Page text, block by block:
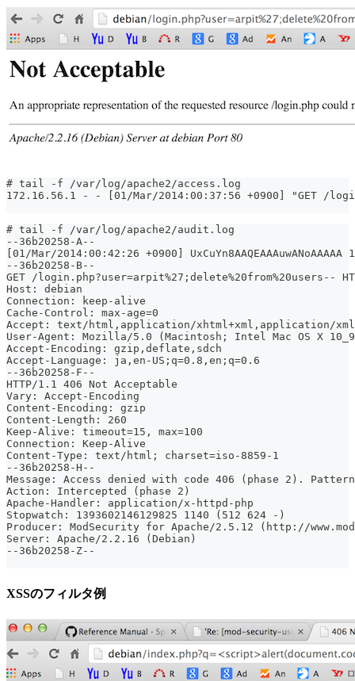
# tail -f /var/log/apache2/access.log
172.16.56.1 - - [01/Mar/2014:00:37:56 +0900] "GET /
# tail -f /var/log/apache2/audit.log
--36b20258-A--
[01/Mar/2014:00:42:26 +0900]
--36b20258-B--
GET /login.php?user=arpit%27;delete%20from%20users--
Host: debian
Connection: keep-alive
Cache-Control: max-age=0
Accept: text/html,application/xhtml+xml,application/
User-Agent: Mozilla/5.0 (Macintosh; Intel Mac OS X
Accept-Encoding: gzip,deflate,sdch
Accept-Language: ja,en-US;q=0.8,en;q=0.6
--36b20258-F--
HTTP/1.1 406 Not Acceptable
Vary: Accept-Encoding
Content-Encoding: gzip
Content-Length: 260
Keep-Alive: timeout=15, max=100
Connection: Keep-Alive
Content-Type: text/html; charset=iso-8859-1
--36b20258-H--
Message: Access denied with code 406 (phase 2).
Action: Intercepted (phase 2)
Apache-Handler: application/x-httpd-php
Stopwatch: 1393602146129825 1140 (512 624 -)
Producer: ModSecurity for Apache/2.5.12 (http://
Server: Apache/2.2.16 (Debian)
--36b20258-Z--
XSSのフィルタ例